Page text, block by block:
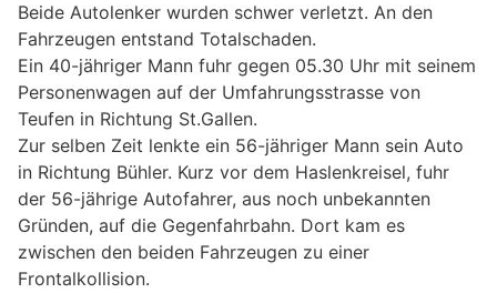
Beide Autolenker wurden schwer verletzt. An den
Fahrzeugen entstand Totalschaden.
Ein 40-jähriger Mann fuhr gegen 05.30 Uhr mit seinem
Personenwagen auf der Umfahrungsstrasse von
Teufen in Richtung St.Gallen.
Zur selben Zeit lenkte ein 56-jähriger Mann sein Auto
in Richtung Bühler. Kurz vor dem Haslenkreisel, fuhr
der 56-jährige Autofahrer, aus noch unbekannten
Gründen, auf die Gegenfahrbahn. Dort kam es
zwischen den beiden Fahrzeugen zu einer
Frontalkollision.